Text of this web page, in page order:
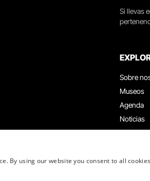
Si llevas
Sobre
Museos
Agenda
Noticias
Grupos y
By using our website you consent to all